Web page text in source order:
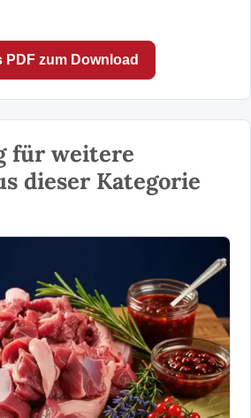
zum Download
für weitere
dieser Kategorie